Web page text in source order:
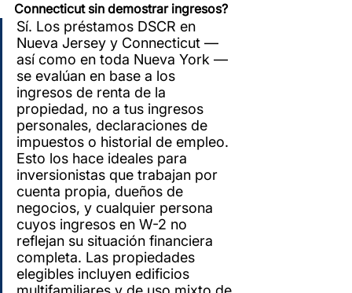
Connecticut sin demostrar ingresos?
Sí. Los préstamos DSCR en
Nueva Jersey y Connecticut —
así como en toda Nueva York —
se evalúan en base a los
ingresos de renta de la
propiedad, no a tus ingresos
personales, declaraciones de
impuestos o historial de empleo.
Esto los hace ideales para
inversionistas que trabajan por
cuenta propia, dueños de
negocios, y cualquier persona
cuyos ingresos en W-2 no
reflejan su situación financiera
completa. Las propiedades
elegibles incluyen edificios